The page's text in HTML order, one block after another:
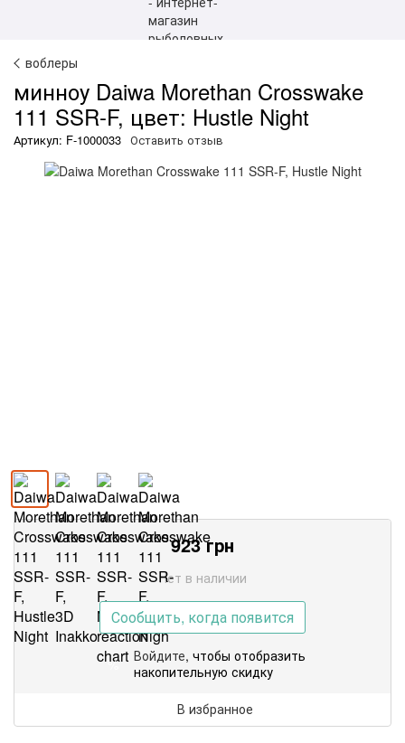
воблеры
минноу Daiwa Morethan Crosswake
111 SSR-F, цвет: Hustle Night
Артикул: F-1000033 Оставить отзыв
923грн
Нет в наличии
Сообщить, когда появится
% Войдите, чтобы отобразить
накопительную скидку
В избранное